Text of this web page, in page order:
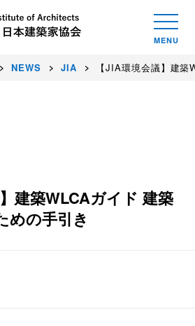
NEWS JIA 【JIA環境会議】建
建築WLCAガイド 建築
めの手引き